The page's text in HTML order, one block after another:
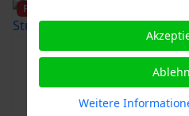
Featured
Brandmelderalarm
Stammheim
Weitere